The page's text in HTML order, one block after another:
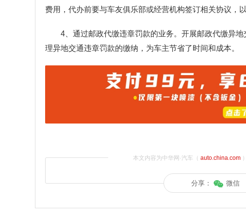
费用，代办前要与车友俱乐部或经营机构签订相关协议，
4、通过邮政代缴违章罚款的业务。开展邮政代缴异
理异地交通违章罚款的缴纳，为车主节省了时间和成本。
本文内容为中华网·汽车（ auto.china.com
分享： 微信